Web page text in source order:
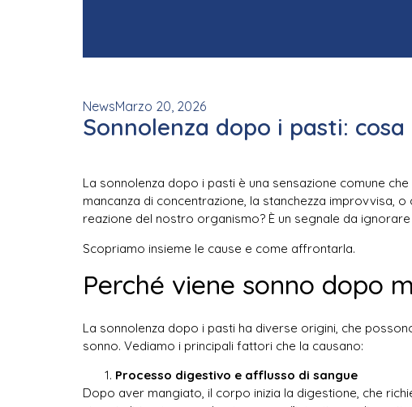
NewsMarzo 20, 2026
Sonnolenza dopo i pasti:
La sonnolenza dopo i pasti è una sensazione comune
mancanza di concentrazione, la stanchezza improvvisa,
reazione del nostro organismo? È un segnale da ignorare
Scopriamo insieme le cause e come affrontarla.
Perché viene sonno dopo
La sonnolenza dopo i pasti ha diverse origini, che
sonno. Vediamo i principali fattori che la causano:
Processo digestivo e afflusso di sangue
Dopo aver mangiato, il corpo inizia la digestione, che